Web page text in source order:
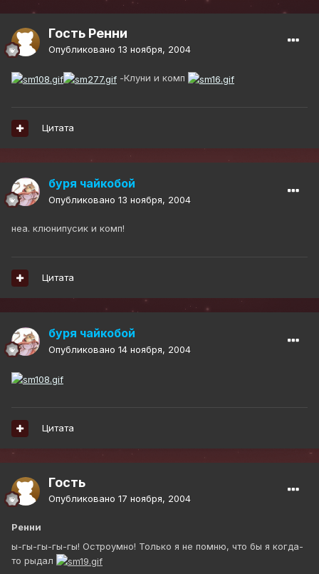
Гость Ренни
Опубликовано 13 ноября, 2004
-Клуни и комп
Цитата
буря чайкобой
Опубликовано 13 ноября, 2004
неа. клюнипусик и комп!
Цитата
буря чайкобой
Опубликовано 14 ноября, 2004
Цитата
Гость
Опубликовано 17 ноября, 2004
Ренни
ы-гы-гы-гы-гы! Остроумно! Только я не помню, что бы я когда-
то рыдал